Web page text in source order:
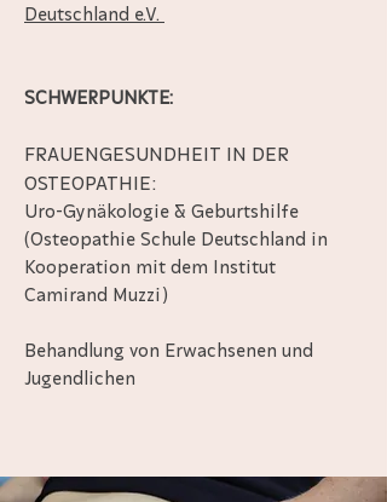
Deutschland e.V.
SCHWERPUNKTE:
FRAUENGESUNDHEIT IN DER
OSTEOPATHIE:
Uro-Gynäkologie & Geburtshilfe
(Osteopathie Schule Deutschland in
Kooperation mit dem Institut
Camirand Muzzi)
Behandlung von Erwachsenen und
Jugendlichen